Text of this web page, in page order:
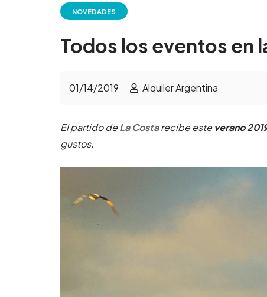
NOVEDADES
Todos los eventos en
01/14/2019 Alquiler Argentina
El partido deLa Costarecibe esteverano
gustos.